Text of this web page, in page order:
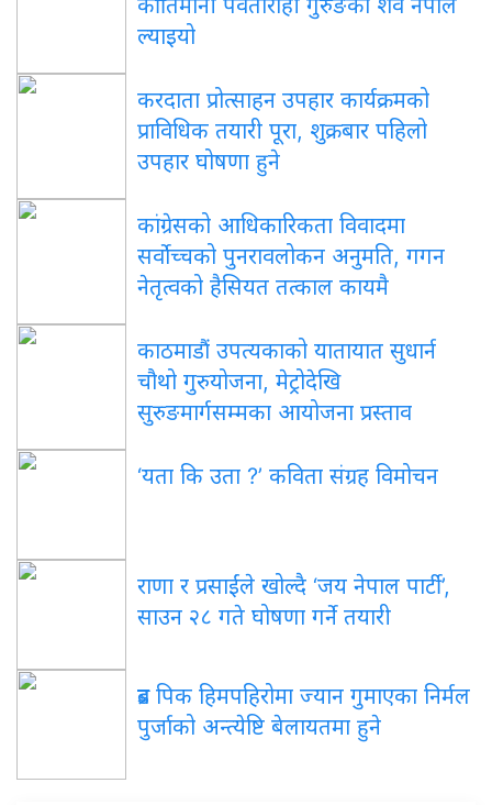
ल्याइयो
करदाता प्रोत्साहन उपहार कार्यक्रमको
प्राविधिक तयारी पूरा, शुक्रबार पहिलो
उपहार घोषणा हुने
कांग्रेसको आधिकारिकता विवादमा
सर्वोच्चको पुनरावलोकन अनुमति, गगन
नेतृत्वको हैसियत तत्काल कायमै
काठमाडौं उपत्यकाको यातायात सुधार्न
चौथो गुरुयोजना, मेट्रोदेखि
सुरुङमार्गसम्मका आयोजना प्रस्ताव
‘यता कि उता ?’ कविता संग्रह विमोचन
राणा र प्रसाईंले खोल्दै ‘जय नेपाल पार्टी’,
साउन २८ गते घोषणा गर्ने तयारी
ब्रड पिक हिमपहिरोमा ज्यान गुमाएका निर्मल
पुर्जाको अन्त्येष्टि बेलायतमा हुने